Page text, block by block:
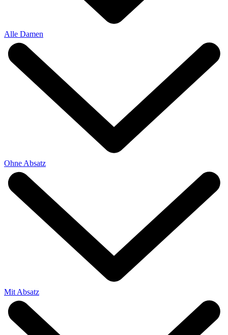
Alle Damen
Ohne Absatz
Mit Absatz